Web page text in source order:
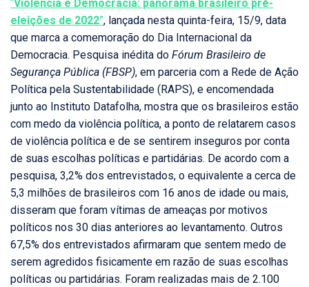
“Violência e Democracia: panorama brasileiro pré-
eleições de 2022”, lançada nesta quinta-feira, 15/9, data
que marca a comemoração do Dia Internacional da
Democracia. Pesquisa inédita do Fórum Brasileiro de
Segurança Pública (FBSP), em parceria com a Rede de Ação
Política pela Sustentabilidade (RAPS), e encomendada
junto ao Instituto Datafolha, mostra que os brasileiros estão
com medo da violência política, a ponto de relatarem casos
de violência política e de se sentirem inseguros por conta
de suas escolhas políticas e partidárias. De acordo com a
pesquisa, 3,2% dos entrevistados, o equivalente a cerca de
5,3 milhões de brasileiros com 16 anos de idade ou mais,
disseram que foram vítimas de ameaças por motivos
políticos nos 30 dias anteriores ao levantamento. Outros
67,5% dos entrevistados afirmaram que sentem medo de
serem agredidos fisicamente em razão de suas escolhas
políticas ou partidárias. Foram realizadas mais de 2.100